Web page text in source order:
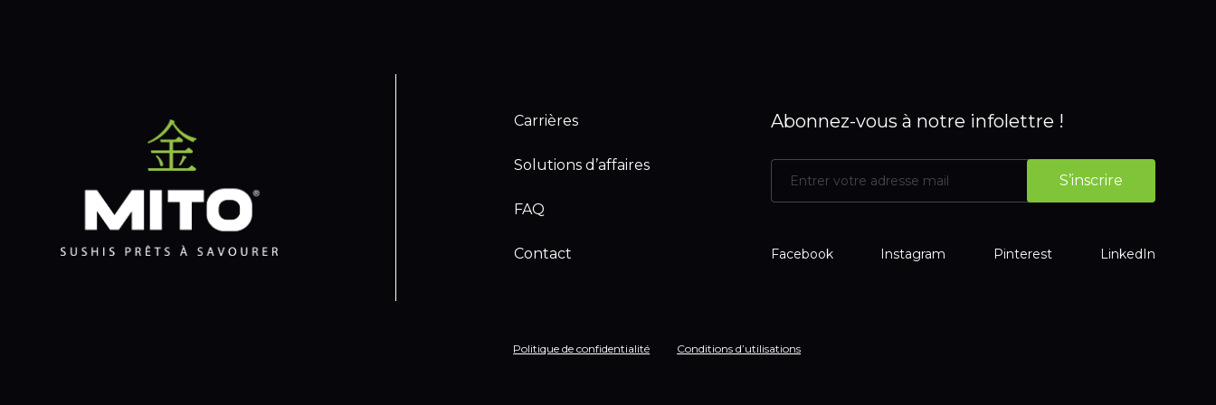
Carrières
Solutions d’affaires
FAQ
Contact
Abonnez-vous à notre infolettre !
Facebook Instagram Pinterest LinkedIn
Politique de confidentialité Conditions d’utilisations